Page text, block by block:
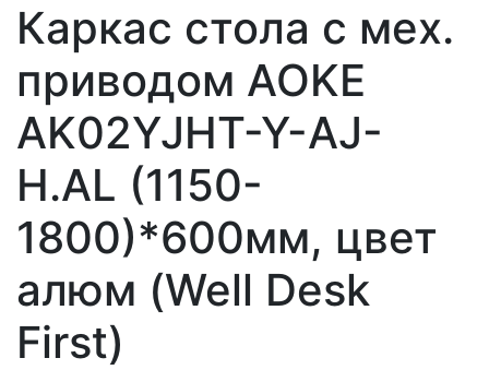
Каркас стола с мех.
приводом AOKE
AK02YJHT-Y-AJ-
H.AL (1150-
1800)*600мм, цвет
алюм (Well Desk
First)